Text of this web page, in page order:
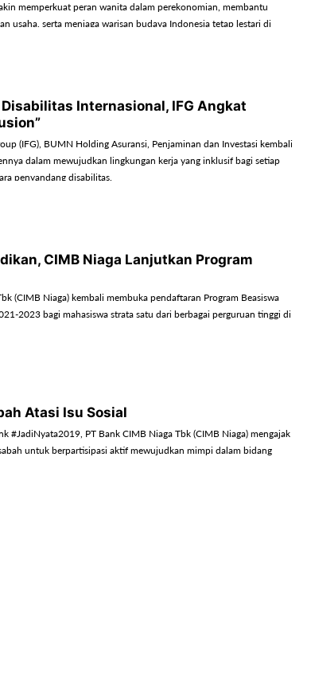
memperkuat peran wanita dalam perekonomian, membantu
usaha, serta menjaga warisan budaya Indonesia tetap lestari di
Internasional, IFG Angkat
(IFG), BUMN Holding Asuransi, Penjaminan dan Investasi kembali
dalam mewujudkan lingkungan kerja yang inklusif bagi setiap
penyandang disabilitas.
CIMB Niaga Lanjutkan Program
(CIMB Niaga) kembali membuka pendaftaran Program Beasiswa
2023 bagi mahasiswa strata satu dari berbagai perguruan tinggi di
Atasi Isu Sosial
#JadiNyata2019, PT Bank CIMB Niaga Tbk (CIMB Niaga) mengajak
untuk berpartisipasi aktif mewujudkan mimpi dalam bidang